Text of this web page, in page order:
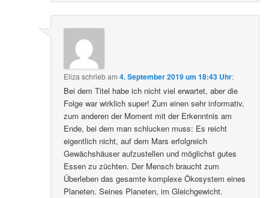
Eliza schriebam4. September 2019 um 18:43 Uhr:
Bei dem Titel habe ich nicht viel erwartet, aber die
Folge war wirklich super! Zum einen sehr informativ,
zum anderen der Moment mit der Erkenntnis am
Ende, bei dem man schlucken muss: Es reicht
eigentlich nicht, auf dem Mars erfolgreich
Gewächshäuser aufzustellen und möglichst gutes
Essen zu züchten. Der Mensch braucht zum
Überleben das gesamte komplexe Ökosystem eines
Planeten. Seines Planeten, im Gleichgewicht.